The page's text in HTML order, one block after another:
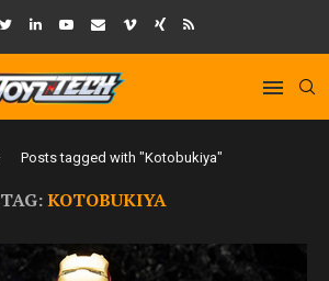
Posts tagged with "Kotobukiya"
TAG:KOTOBUKIYA